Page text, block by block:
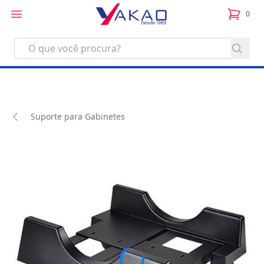
0
itens
Suporte para Gabinetes